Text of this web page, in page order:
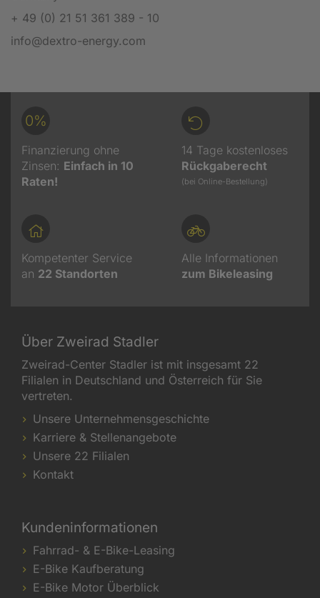
+ 49 (0) 21 51 361 389 - 10
info@dextro-energy.com
0%
Finanzierung ohne
Zinsen: Einfach in 10
Raten!
14 Tage kostenloses
Rückgaberecht
(bei Online-Bestellung)
Kompetenter Service
an 22 Standorten
Alle Informationen
zum Bikeleasing
Über Zweirad Stadler
Zweirad-Center Stadler ist mit insgesamt 22
Filialen in Deutschland und Österreich für Sie
vertreten.
Unsere Unternehmensgeschichte
Karriere & Stellenangebote
Unsere 22 Filialen
Kontakt
Kundeninformationen
Fahrrad- & E-Bike-Leasing
E-Bike Kaufberatung
E-Bike Motor Überblick